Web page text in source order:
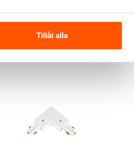
Tillåt alla
139,00 kr
4